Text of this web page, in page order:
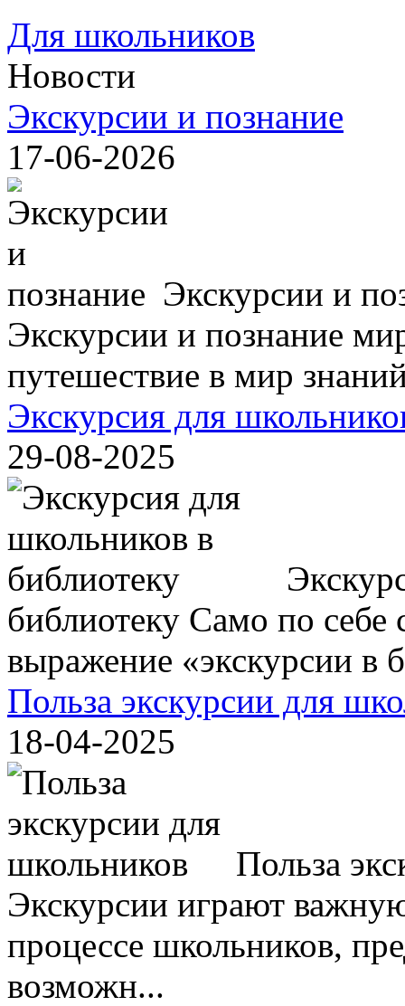
Для школьников
Новости
Экскурсии и познание
17-06-2026
Экскурсии и
Экскурсии и познание
путешествие в мир
Экскурсия для
29-08-2025
библиотеку Само по себе
выражение «экскурсии в
Польза экскурсии для
18-04-2025
Польза
Экскурсии играют
процессе школьников,
возможн...